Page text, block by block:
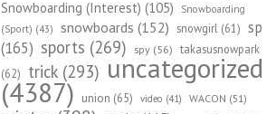
Snowboarding (Interest) (105)
Snowboarding
(Sport) (43) snowboards (152) snowgirl (61) sp
(165) sports (269) spy (56)
takasusnowpark
(62)
trick (293) uncategorized
(4387) union (65) video (41) WACON (51)